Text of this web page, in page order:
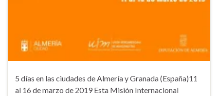
5 días en las ciudades de Almería y Granada (España)11
al 16 de marzo de 2019 Esta Misión Internacional